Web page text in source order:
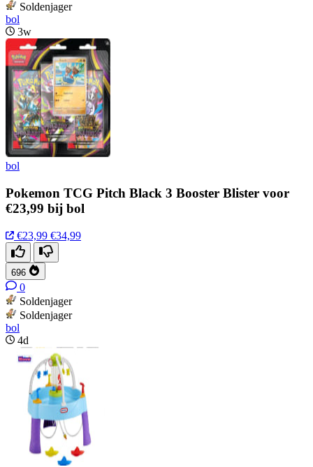
Soldenjager
bol
3w
bol
Pokemon TCG Pitch Black 3 Booster Blister voor
€23,99 bij bol
€23,99 €34,99
696
0
Soldenjager
Soldenjager
bol
4d